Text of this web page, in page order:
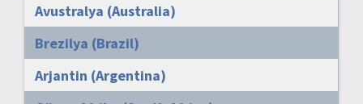
Avustralya (Australia)
Brezilya (Brazil)
Arjantin (Argentina)